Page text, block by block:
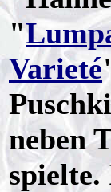
"
Varieté
neben